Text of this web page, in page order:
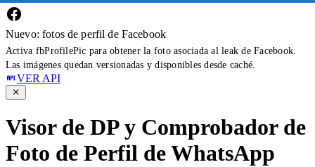
Nuevo: fotos de perfil de Facebook
Activa fbProfilePic para obtener la foto asociada al leak de Facebook.
Las imágenes quedan versionadas y disponibles desde caché.
VER API
Visor de DP y Comprobador de
Foto de Perfil de WhatsApp